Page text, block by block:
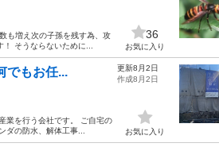
も増え次の子孫を残す為、攻
そうならないために...
36
お気に入り
でもお任...
業を行う会社です。 ご自宅の
ダの防水、解体工事...
更新8月2日
作成8月2日
お気に入り